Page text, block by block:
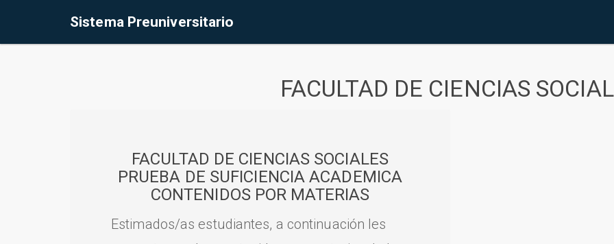
Sistema Preuniversitario
FACULTAD DE CIENCIAS
FACULTAD DE CIENCIAS SOCIALES
PRUEBA DE SUFICIENCIA ACADEMICA
CONTENIDOS POR MATERIAS
Estimados/as estudiantes, a continuación les